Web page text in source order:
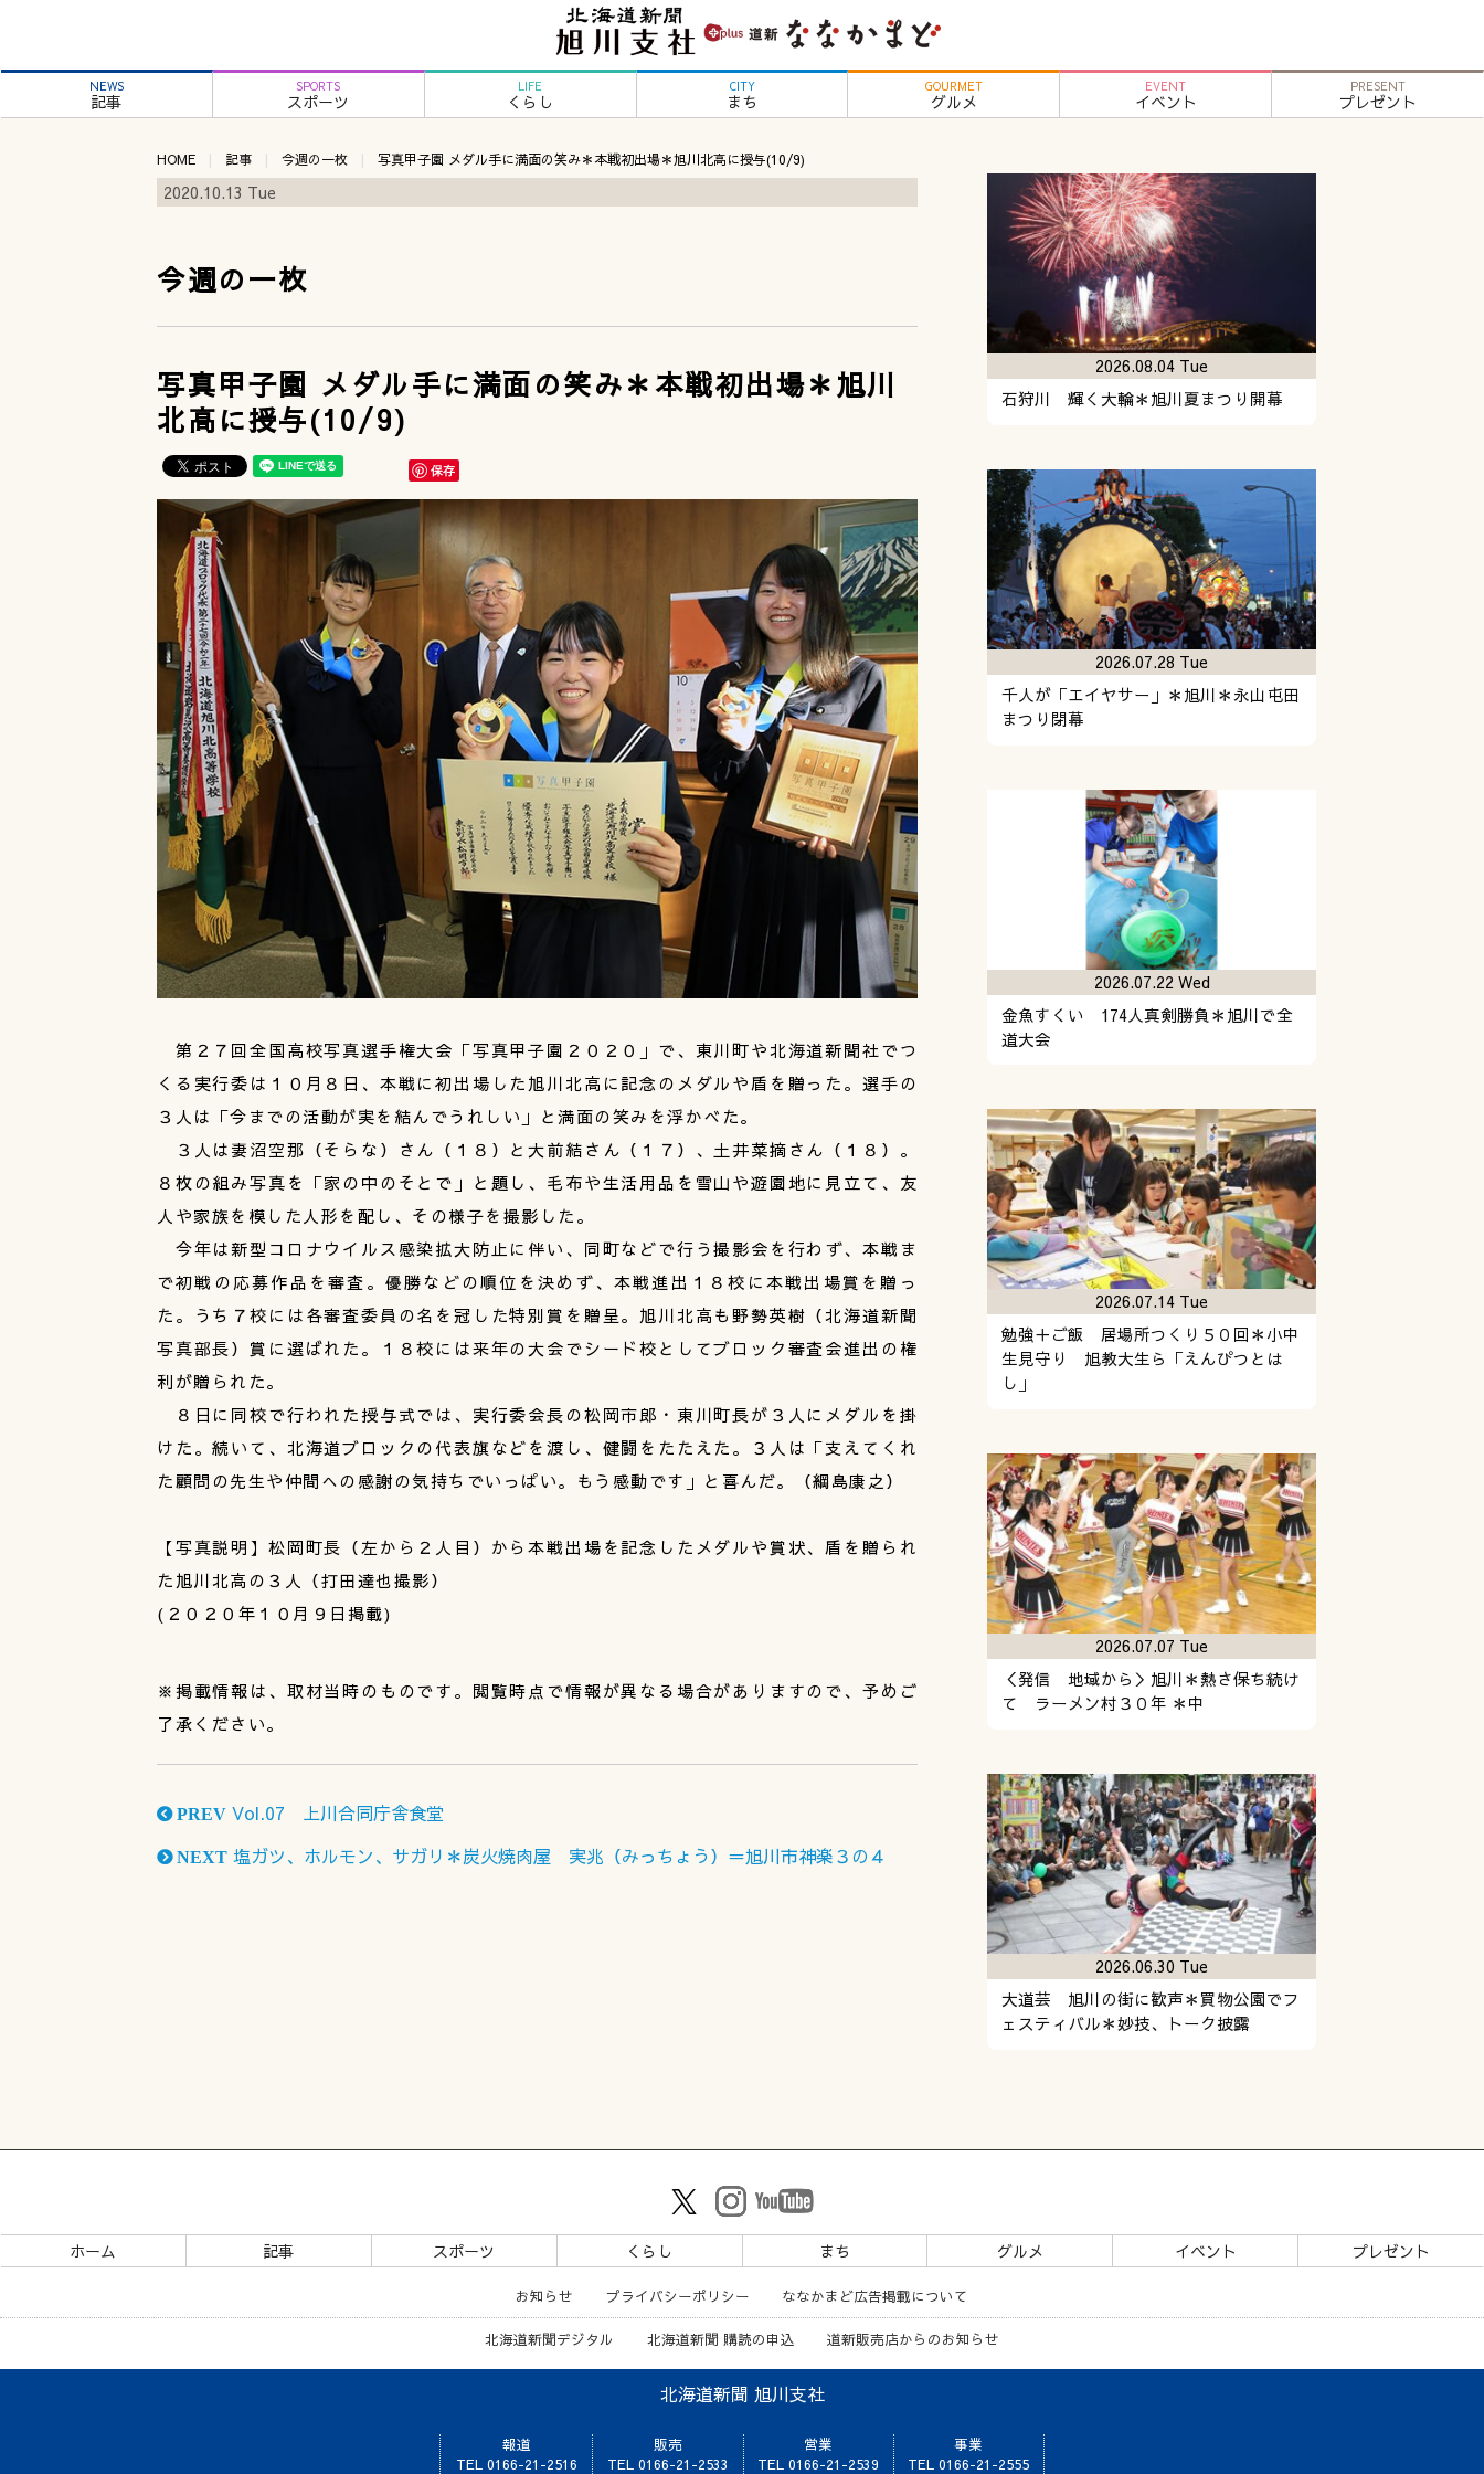
NEWS
記事
SPORTS
スポーツ
LIFE
くらし
CITY
まち
GOURMET
グルメ
EVENT
イベント
PRESENT
プレゼント
HOME 記事 今週の一枚 写真甲子園 メダル手に満面の笑み＊本戦初出場＊旭川北高に授与(10/9)
2020.10.13 Tue
今週の一枚
写真甲子園 メダル手に満面の笑み＊本戦初出場＊旭川
北高に授与(10/9)
保存
第２７回全国高校写真選手権大会「写真甲子園２０２０」で、東川町や北海道新聞社でつ
くる実行委は１０月８日、本戦に初出場した旭川北高に記念のメダルや盾を贈った。選手の
３人は「今までの活動が実を結んでうれしい」と満面の笑みを浮かべた。
３人は妻沼空那（そらな）さん（１８）と大前結さん（１７）、土井菜摘さん（１８）。
８枚の組み写真を「家の中のそとで」と題し、毛布や生活用品を雪山や遊園地に見立て、友
人や家族を模した人形を配し、その様子を撮影した。
今年は新型コロナウイルス感染拡大防止に伴い、同町などで行う撮影会を行わず、本戦ま
で初戦の応募作品を審査。優勝などの順位を決めず、本戦進出１８校に本戦出場賞を贈っ
た。うち７校には各審査委員の名を冠した特別賞を贈呈。旭川北高も野勢英樹（北海道新聞
写真部長）賞に選ばれた。１８校には来年の大会でシード校としてブロック審査会進出の権
利が贈られた。
８日に同校で行われた授与式では、実行委会長の松岡市郎・東川町長が３人にメダルを掛
けた。続いて、北海道ブロックの代表旗などを渡し、健闘をたたえた。３人は「支えてくれ
た顧問の先生や仲間への感謝の気持ちでいっぱい。もう感動です」と喜んだ。（綱島康之）
【写真説明】松岡町長（左から２人目）から本戦出場を記念したメダルや賞状、盾を贈られ
た旭川北高の３人（打田達也撮影）
(２０２０年１０月９日掲載)
※掲載情報は、取材当時のものです。閲覧時点で情報が異なる場合がありますので、予めご
了承ください。
PREV Vol.07 上川合同庁舎食堂
NEXT 塩ガツ、ホルモン、サガリ＊炭火焼肉屋 実兆（みっちょう）＝旭川市神楽３の４
石狩川 輝く大輪＊旭川夏まつり開幕
2026.08.04 Tue
千人が「エイヤサー」＊旭川＊永山屯田
まつり閉幕
2026.07.28 Tue
金魚すくい 174人真剣勝負＊旭川で全
道大会
2026.07.22 Wed
勉強＋ご飯 居場所つくり５０回＊小中
生見守り 旭教大生ら「えんぴつとは
し」
2026.07.14 Tue
＜発信 地域から＞旭川＊熱さ保ち続け
て ラーメン村３０年 ＊中
2026.07.07 Tue
大道芸 旭川の街に歓声＊買物公園でフ
ェスティバル＊妙技、トーク披露
2026.06.30 Tue
ホーム 記事 スポーツ くらし まち グルメ イベント プレゼント
お知らせ プライバシーポリシー ななかまど広告掲載について
北海道新聞デジタル 北海道新聞 購読の申込 道新販売店からのお知らせ
北海道新聞 旭川支社
報道
TEL 0166-21-2516
販売
TEL 0166-21-2533
営業
TEL 0166-21-2539
事業
TEL 0166-21-2555